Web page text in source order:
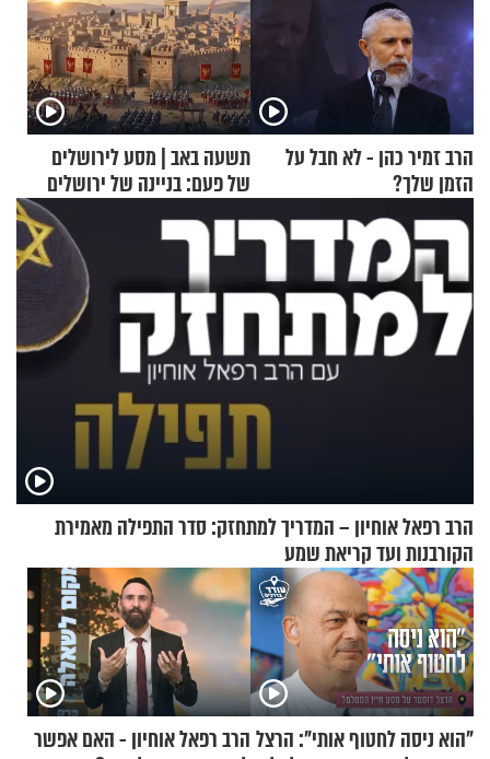
הרב זמיר כהן - לא חבל על
הזמן שלך?
תשעה באב | מסע לירושלים
של פעם: בניינה של ירושלים
הרב רפאל אוחיון – המדריך למתחזק: סדר התפילה מאמירת
הקורבנות ועד קריאת שמע
"הוא ניסה לחטוף אותי": הרצל הרב רפאל אוחיון - האם אפשר